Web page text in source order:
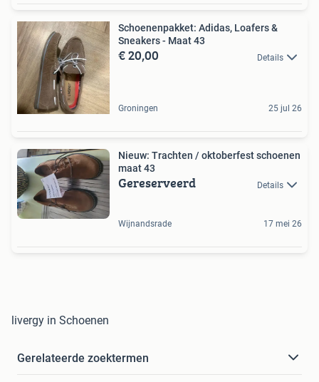
Schoenenpakket: Adidas, Loafers &
Sneakers - Maat 43
€ 20,00 Details
Groningen 25 jul 26
Nieuw: Trachten / oktoberfest schoenen
maat 43
Gereserveerd Details
Wijnandsrade 17 mei 26
livergy in Schoenen
Gerelateerde zoektermen